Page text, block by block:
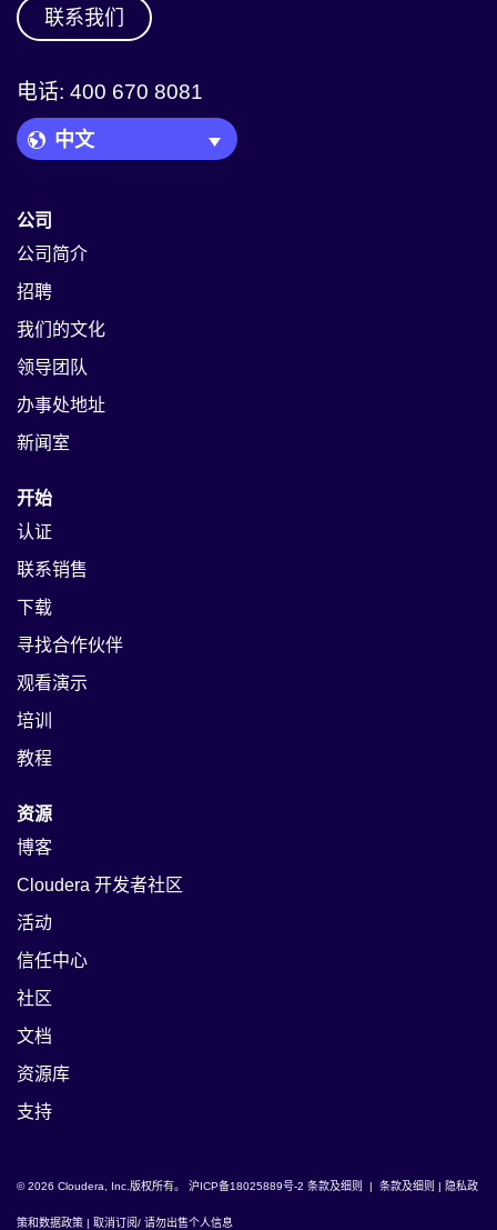
联系我们
电话: 400 670 8081
Language Picker
公司
公司简介
招聘
我们的文化
领导团队
办事处地址
新闻室
开始
认证
联系销售
下载
寻找合作伙伴
观看演示
培训
教程
资源
博客
Cloudera 开发者社区
活动
信任中心
社区
文档
资源库
支持
© 2026 Cloudera, Inc.版权所有。 沪ICP备18025889号-2 条款及细则 条款及细则 隐私政
策和数据政策 取消订阅/ 请勿出售个人信息